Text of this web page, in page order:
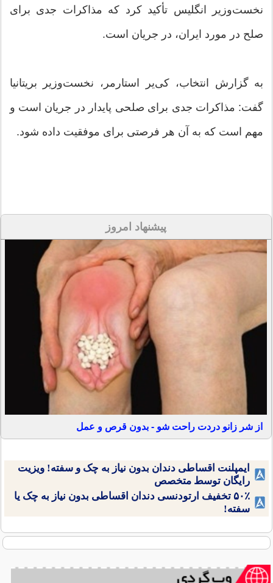
نخست‌وزیر انگلیس تأکید کرد که مذاکرات جدی برای
صلح در مورد ایران، در جریان است.
به گزارش انتخاب، کی‌یر استارمر، نخست‌وزیر بریتانیا
گفت: مذاکرات جدی برای صلحی پایدار در جریان است و
مهم است که به آن هر فرصتی برای موفقیت داده شود.
پیشنهاد امروز
از شر زانو دردت راحت شو - بدون قرص و عمل
ایمپلنت اقساطی دندان بدون نیاز به چک و سفته! ویزیت
رایگان توسط متخصص
۵۰٪ تخفیف ارتودنسی دندان اقساطی بدون نیاز به چک یا
سفته!